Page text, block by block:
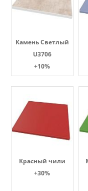
Камень Светлый
U3706
+10%
Красный чили
+30%